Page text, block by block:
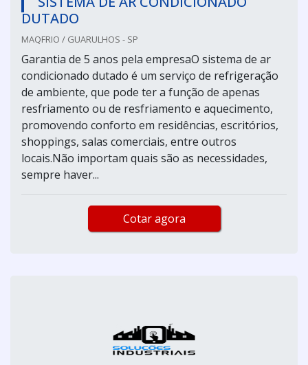
DUTADO
MAQFRIO / GUARULHOS - SP
Garantia de 5 anos pela empresaO sistema de ar
condicionado dutado é um serviço de refrigeração
de ambiente, que pode ter a função de apenas
resfriamento ou de resfriamento e aquecimento,
promovendo conforto em residências, escritórios,
shoppings, salas comerciais, entre outros
locais.Não importam quais são as necessidades,
sempre haver...
Cotar agora